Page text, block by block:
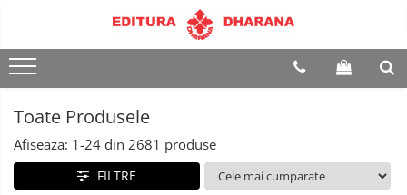
Toate Produsele
Afiseaza: 1-24 din 2681 produse
FILTRE